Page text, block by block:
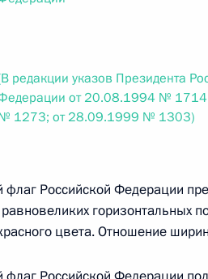
силу пункта 1 части 13 статьи
закон „Об актах
от 26.07.2026 г. № 270-
в статью 10 Федерального
редакции указов Президента
от 20.08.1994 №
1273; от 28.09.1999 № 1303)
флаг Российской Федерации
горизонтальных
цвета. Отношение